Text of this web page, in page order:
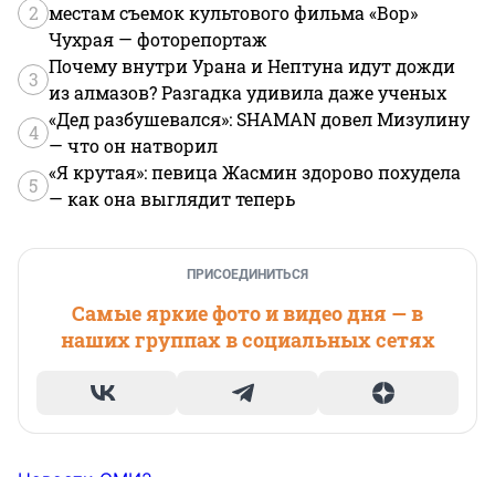
2 местам съемок культового фильма «Вор»
Чухрая — фоторепортаж
3
Почему внутри Урана и Нептуна идут дожди
из алмазов? Разгадка удивила даже ученых
4
«Дед разбушевался»: SHAMAN довел Мизулину
— что он натворил
5
«Я крутая»: певица Жасмин здорово похудела
— как она выглядит теперь
ПРИСОЕДИНИТЬСЯ
Самые яркие фото и видео дня — в
наших группах в социальных сетях